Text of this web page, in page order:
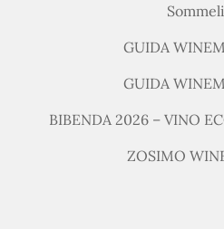
GUIDA
GUIDA
BIBENDA 2026 – VINO
ZOSIMO